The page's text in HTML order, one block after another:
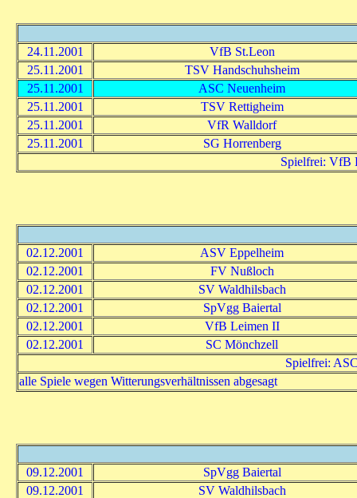
24.11.2001
VfB St.Leon
25.11.2001
TSV Handschuhsheim
25.11.2001
ASC Neuenheim
25.11.2001
TSV Rettigheim
25.11.2001
VfR Walldorf
25.11.2001
SG Horrenberg
Spielfrei: VfB
02.12.2001
ASV Eppelheim
02.12.2001
FV Nußloch
02.12.2001
SV Waldhilsbach
02.12.2001
SpVgg Baiertal
02.12.2001
VfB Leimen II
02.12.2001
SC Mönchzell
Spielfrei:
alle Spiele wegen Witterungsverhältnissen abgesagt
09.12.2001
SpVgg Baiertal
09.12.2001
SV Waldhilsbach